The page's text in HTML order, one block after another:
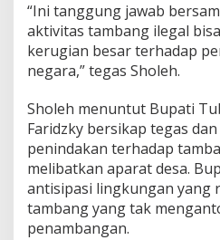
“Ini tanggung jawab
aktivitas tambang ilegal
kerugian besar terhadap
negara,” tegas Sholeh.
Sholeh menuntut Bupati
Faridzky bersikap tegas
penindakan terhadap
melibatkan aparat desa.
antisipasi lingkungan yang
tambang yang tak
penambangan.